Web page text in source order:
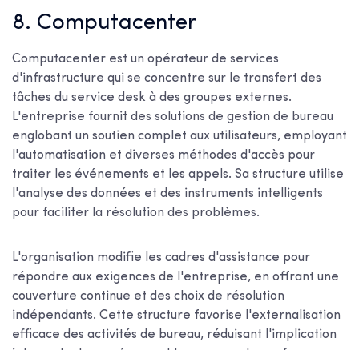
8. Computacenter
Computacenter est un opérateur de services
d'infrastructure qui se concentre sur le transfert des
tâches du service desk à des groupes externes.
L'entreprise fournit des solutions de gestion de bureau
englobant un soutien complet aux utilisateurs, employant
l'automatisation et diverses méthodes d'accès pour
traiter les événements et les appels. Sa structure utilise
l'analyse des données et des instruments intelligents
pour faciliter la résolution des problèmes.
L'organisation modifie les cadres d'assistance pour
répondre aux exigences de l'entreprise, en offrant une
couverture continue et des choix de résolution
indépendants. Cette structure favorise l'externalisation
efficace des activités de bureau, réduisant l'implication